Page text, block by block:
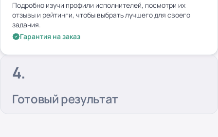
Подробно изучи профили исполнителей, посмотри их
отзывы и рейтинги, чтобы выбрать лучшего для своего
задания.
Гарантия на заказ
Готовый результат